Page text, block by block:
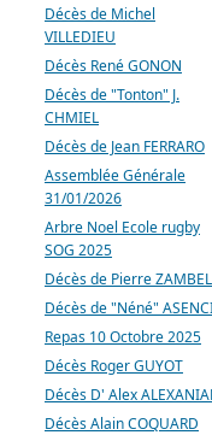
Décès de Michel
VILLEDIEU
Décès René GONON
Décès de "Tonton" J.
CHMIEL
Décès de Jean FERRARO
Assemblée Générale
31/01/2026
Arbre Noel Ecole rugby
SOG 2025
Décès de Pierre
Décès de "Néné"
Repas 10 Octobre 2025
Décès Roger GUYOT
Décès D' Alex
Décès Alain COQUARD